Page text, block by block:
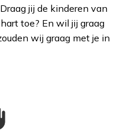
jij de kinderen van
toe? En wil jij graag
wij graag met je in